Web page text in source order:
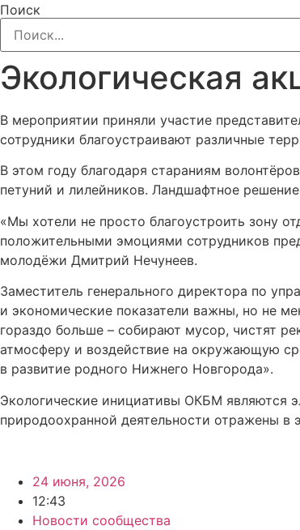
Поиск
Экологическая
В мероприятии приняли участие
сотрудники благоустраивают различные
В этом году благодаря стараниям
петуний и лилейников. Ландшафтное
«Мы хотели не просто благоустроить зону
положительными эмоциями сотрудников
молодёжи Дмитрий Нечунеев.
Заместитель генерального директора по
и экономические показатели важны, но не
гораздо больше – собирают мусор, чистят
атмосферу и воздействие на окружающую
в развитие родного Нижнего Новгорода».
Экологические инициативы ОКБМ являются
природоохранной деятельности отражены в
24 июня, 2026
12:43
Новости сообщества